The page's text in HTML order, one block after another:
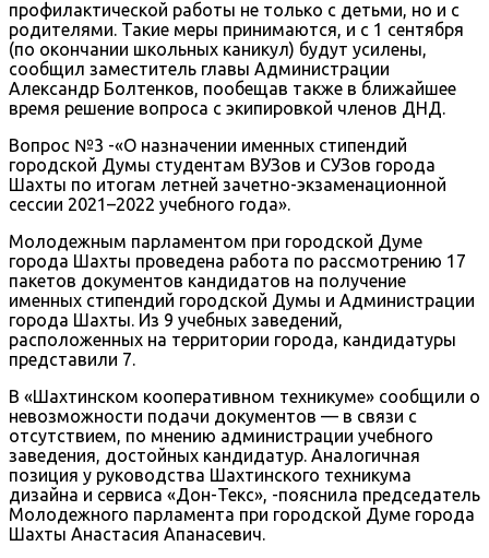
профилактической работы не только с детьми, но и с
родителями. Такие меры принимаются, и с 1 сентября
(по окончании школьных каникул) будут усилены,
сообщил заместитель главы Администрации
Александр Болтенков, пообещав также в ближайшее
время решение вопроса с экипировкой членов ДНД.
Вопрос №3 -«О назначении именных стипендий
городской Думы студентам ВУЗов и СУЗов города
Шахты по итогам летней зачетно-экзаменационной
сессии 2021–2022 учебного года».
Молодежным парламентом при городской Думе
города Шахты проведена работа по рассмотрению 17
пакетов документов кандидатов на получение
именных стипендий городской Думы и Администрации
города Шахты. Из 9 учебных заведений,
расположенных на территории города, кандидатуры
представили 7.
В «Шахтинском кооперативном техникуме» сообщили о
невозможности подачи документов — в связи с
отсутствием, по мнению администрации учебного
заведения, достойных кандидатур. Аналогичная
позиция у руководства Шахтинского техникума
дизайна и сервиса «Дон-Текс», -пояснила председатель
Молодежного парламента при городской Думе города
Шахты Анастасия Апанасевич.